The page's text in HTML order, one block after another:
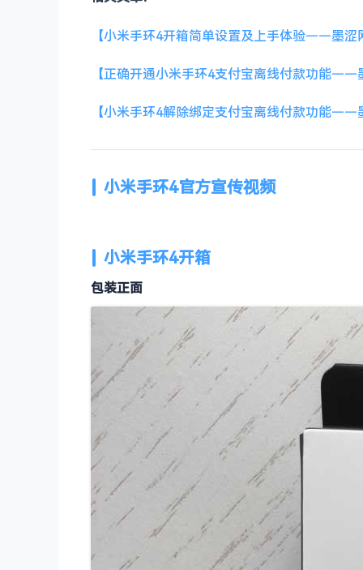
【小米手环4开箱简单设置及上手体验——墨涩
【正确开通小米手环4支付宝离线付款功能——
【小米手环4解除绑定支付宝离线付款功能——
小米手环4官方宣传视频
小米手环4开箱
包装正面